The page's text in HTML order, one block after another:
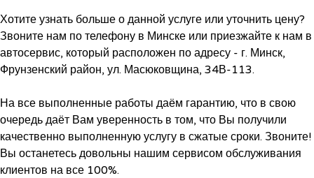
Хотите узнать больше о данной услуге или уточнить цену?
Звоните нам по телефону в Минске или приезжайте к нам в
автосервис, который расположен по адресу - г. Минск,
Фрунзенский район, ул. Масюковщина, 34В-113.
На все выполненные работы даём гарантию, что в свою
очередь даёт Вам уверенность в том, что Вы получили
качественно выполненную услугу в сжатые сроки. Звоните!
Вы останетесь довольны нашим сервисом обслуживания
клиентов на все 100%.